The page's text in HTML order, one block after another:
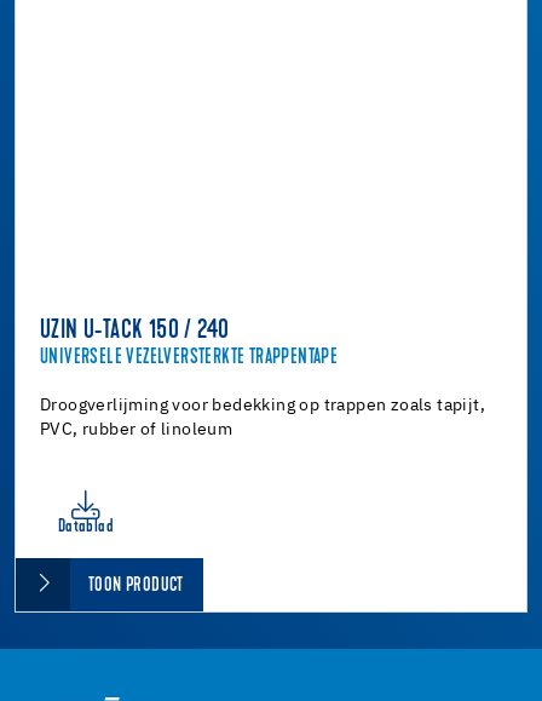
UZIN U-TACK 150 / 240
UNIVERSELE VEZELVERSTERKTE TRAPPENTAPE
Droogverlijming voor bedekking op trappen zoals tapijt,
PVC, rubber of linoleum
Datablad
TOON PRODUCT